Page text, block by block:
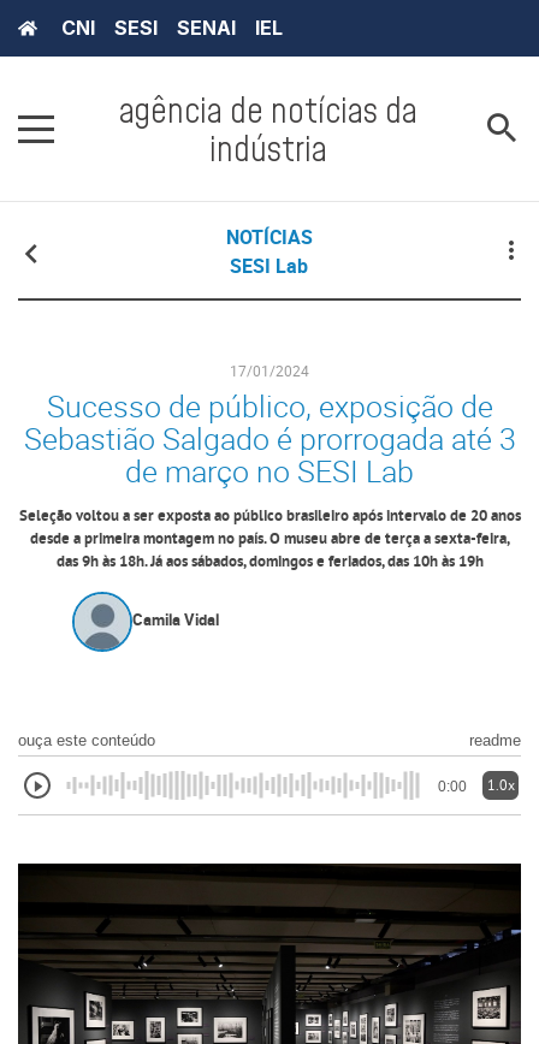
CNI SESI SENAI IEL
agência de notícias da
indústria
NOTÍCIAS
SESI Lab
17/01/2024
Sucesso de público, exposição de
Sebastião Salgado é prorrogada até 3
de março no SESI Lab
Seleção voltou a ser exposta ao público brasileiro após intervalo de 20 anos
desde a primeira montagem no país. O museu abre de terça a sexta-feira,
das 9h às 18h. Já aos sábados, domingos e feriados, das 10h às 19h
Camila Vidal
ouça este conteúdo readme
0:00 1.0x